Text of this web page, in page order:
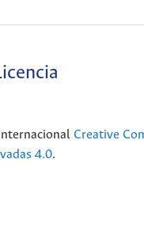
Creative
4.0.